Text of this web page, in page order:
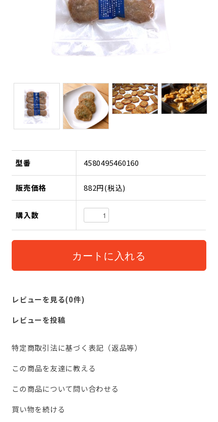
型番 4580495460160
販売価格 882円(税込)
購入数
レビューを見る(0件)
レビューを投稿
特定商取引法に基づく表記（返品等）
この商品を友達に教える
この商品について問い合わせる
買い物を続ける